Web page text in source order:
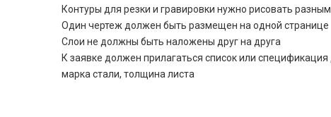
Контуры для резки и гравировки нужно рисовать
Один чертеж должен быть размещен на одной странице
Cлои не должны быть наложены друг на друга
К заявке должен прилагаться список или
марка стали, толщина листа